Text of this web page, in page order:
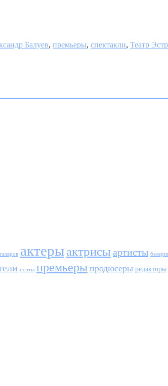
Балуев, премьеры, спектакли, Театр
актерыактрисы артисты
поэты премьеры продюсеры редакторы